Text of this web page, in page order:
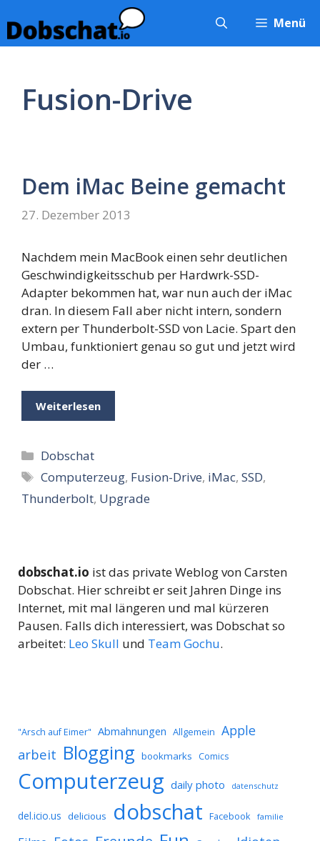
Inhalt
springen
Menü
Fusion-Drive
Dem iMac Beine gemacht
27. Dezember 2013
Nachdem mein MacBook einen sehr deutlichen
Geschwindigkeitsschub per Hardwrk-SSD-
Adapter bekommen hat, war nun auch der iMac
dran. In diesem Fall aber nicht intern, sondern
extern per Thunderbolt-SSD von Lacie. Spart den
Umbau, funktioniert genau so gut und jetzt wird
der …
Weiterlesen
Kategorien
Dobschat
Schlagwörter
Computerzeug, Fusion-Drive, iMac,SSD,
Thunderbolt, Upgrade
dobschat.io ist das private Weblog von Carsten
Dobschat. Hier schreibt er seit Jahren Dinge ins
Internet, mit mal längeren und mal kürzeren
Pausen. Falls dich interessiert, was Dobschat so
arbeitet: Leo Skull und Team Gochu.
"Arsch auf Eimer" Abmahnungen Allgemein Apple
arbeit Blogging bookmarks Comics
Computerzeug daily photo datenschutz
del.icio.us delicious dobschat Facebook familie